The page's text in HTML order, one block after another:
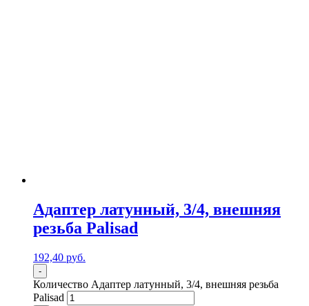
Адаптер латунный, 3/4, внешняя
резьба Palisad
192,40 руб.
-
Количество Адаптер латунный, 3/4, внешняя резьба
Palisad